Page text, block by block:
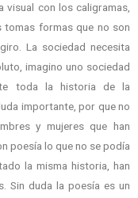
visual con los caligramas,
formas que no son
La sociedad necesita
imagino uno sociedad
toda la historia de la
importante, por que no
y mujeres que han
poesía lo que no se podía
la misma historia, han
Sin duda la poesía es un